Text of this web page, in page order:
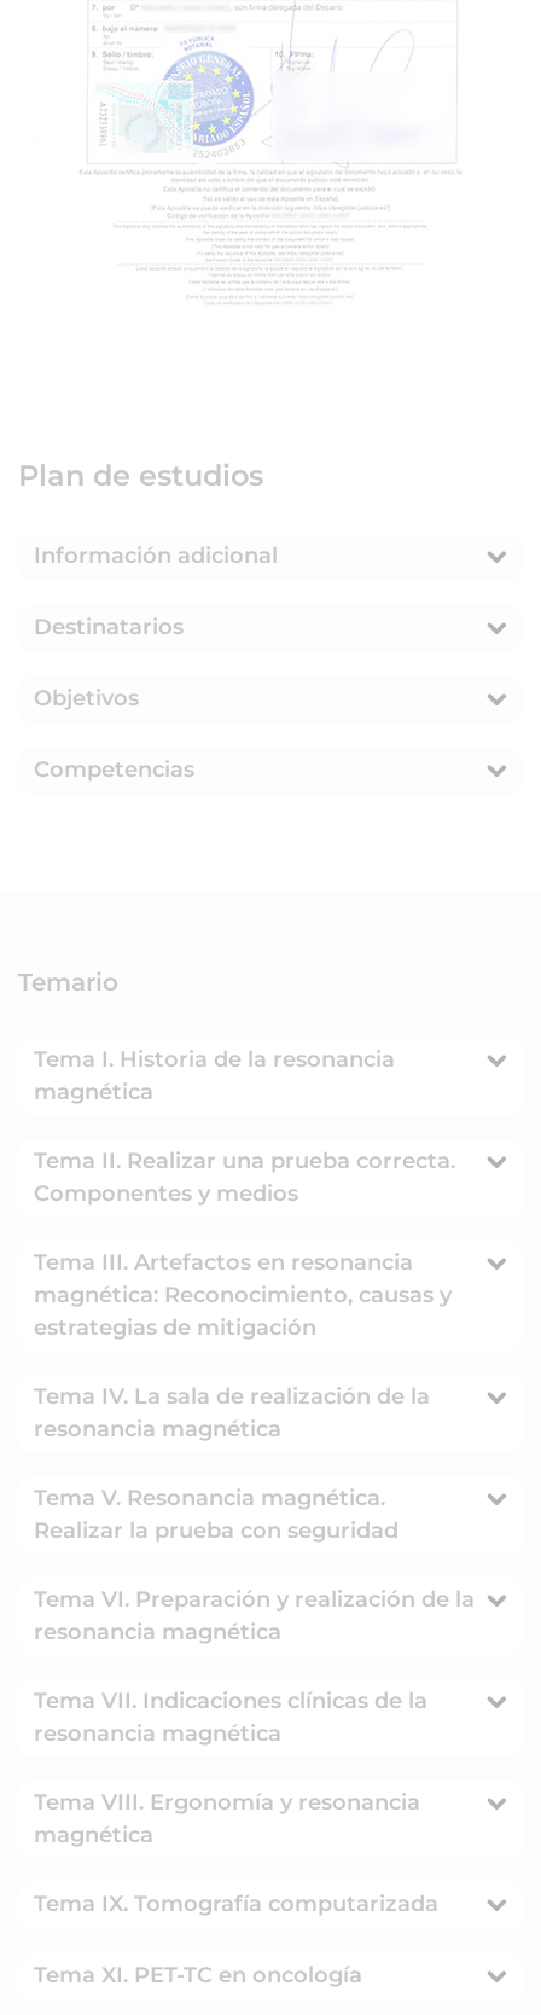
Plan de estudios
Información adicional
Destinatarios
Objetivos
Competencias
Temario
Tema I. Historia de la resonancia
magnética
Tema II. Realizar una prueba correcta.
Componentes y medios
Tema III. Artefactos en resonancia
magnética: Reconocimiento, causas y
estrategias de mitigación
Tema IV. La sala de realización de la
resonancia magnética
Tema V. Resonancia magnética.
Realizar la prueba con seguridad
Tema VI. Preparación y realización de la
resonancia magnética
Tema VII. Indicaciones clínicas de la
resonancia magnética
Tema VIII. Ergonomía y resonancia
magnética
Tema IX. Tomografía computarizada
Tema XI. PET-TC en oncología